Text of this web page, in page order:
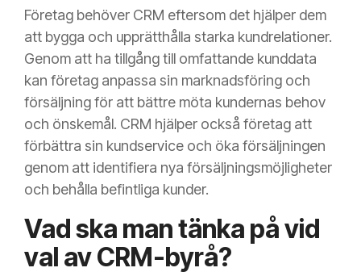
Företag behöver CRM eftersom det hjälper dem
att bygga och upprätthålla starka kundrelationer.
Genom att ha tillgång till omfattande kunddata
kan företag anpassa sin marknadsföring och
försäljning för att bättre möta kundernas behov
och önskemål. CRM hjälper också företag att
förbättra sin kundservice och öka försäljningen
genom att identifiera nya försäljningsmöjligheter
och behålla befintliga kunder.
Vad ska man tänka på vid
val av CRM-byrå?